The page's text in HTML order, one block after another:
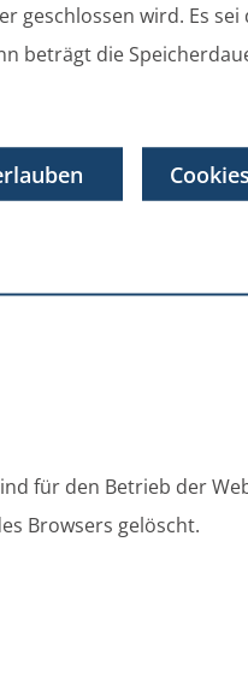
geschlossen wird. Es sei
beträgt die
für den Betrieb der
Browsers gelöscht.
2015